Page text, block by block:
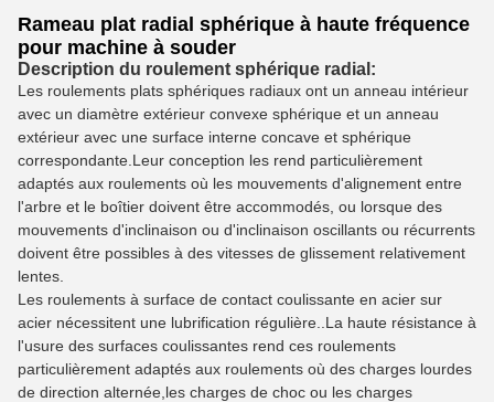
Rameau plat radial sphérique à haute fréquence
pour machine à souder
Description du roulement sphérique radial:
Les roulements plats sphériques radiaux ont un anneau intérieur
avec un diamètre extérieur convexe sphérique et un anneau
extérieur avec une surface interne concave et sphérique
correspondante.Leur conception les rend particulièrement
adaptés aux roulements où les mouvements d'alignement entre
l'arbre et le boîtier doivent être accommodés, ou lorsque des
mouvements d'inclinaison ou d'inclinaison oscillants ou récurrents
doivent être possibles à des vitesses de glissement relativement
lentes.
Les roulements à surface de contact coulissante en acier sur
acier nécessitent une lubrification régulière..La haute résistance à
l'usure des surfaces coulissantes rend ces roulements
particulièrement adaptés aux roulements où des charges lourdes
de direction alternée,les charges de choc ou les charges